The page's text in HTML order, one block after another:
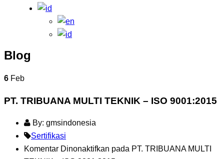
Blog
6 Feb
PT. TRIBUANA MULTI TEKNIK – ISO 9001:2015
By: gmsindonesia
Sertifikasi
Komentar Dinonaktifkan pada PT. TRIBUANA MULTI